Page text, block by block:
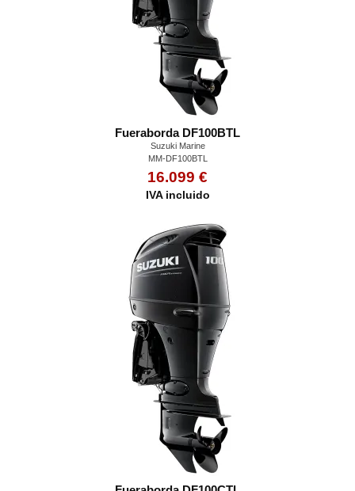
Fueraborda DF100BTL
Suzuki Marine
MM-DF100BTL
16.099 €
IVA incluido